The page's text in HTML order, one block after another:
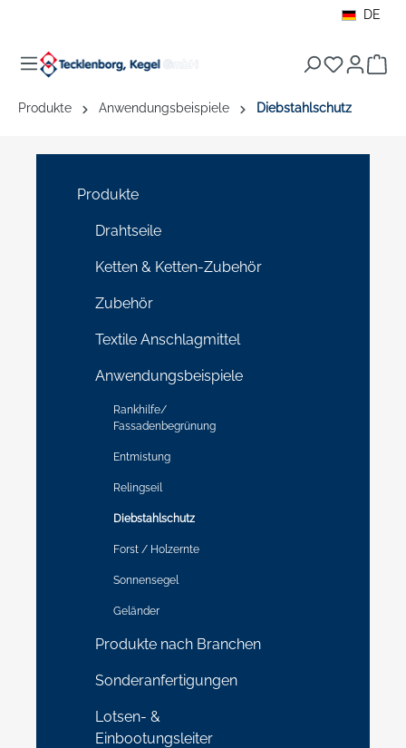
DE
Produkte Anwendungsbeispiele Diebstahlschutz
Produkte
Drahtseile
Ketten & Ketten-Zubehör
Zubehör
Textile Anschlagmittel
Anwendungsbeispiele
Rankhilfe/
Fassadenbegrünung
Entmistung
Relingseil
Diebstahlschutz
Forst / Holzernte
Sonnensegel
Geländer
Produkte nach Branchen
Sonderanfertigungen
Lotsen- &
Einbootungsleiter